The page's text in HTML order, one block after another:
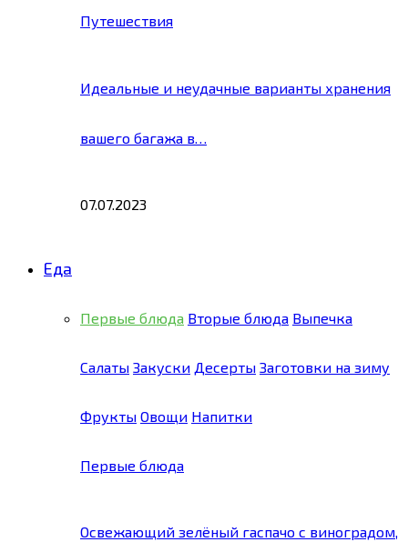
Путешествия
Идеальные и неудачные варианты хранения
вашего багажа в…
07.07.2023
Еда
Первые блюда Вторые блюда Выпечка
Салаты Закуски Десерты Заготовки на зиму
Фрукты Овощи Напитки
Первые блюда
Освежающий зелёный гаспачо с виноградом,